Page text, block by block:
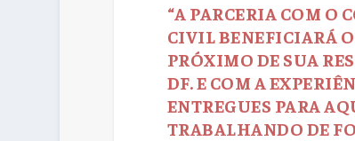
“A PARCERIA COM O
CIVIL BENEFICIARÁ
PRÓXIMO DE SUA
DF. E COM A
ENTREGUES PARA
TRABALHANDO DE